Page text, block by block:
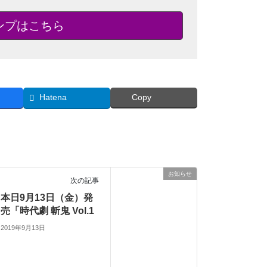
プはこちら
Hatena Copy
お知らせ
次の記事
本日9月13日（金）発
売「時代劇 斬鬼 Vol.1
2019年9月13日